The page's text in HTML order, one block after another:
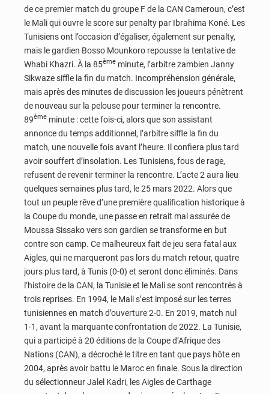
de ce premier match du groupe F de la CAN Cameroun, c’est
le Mali qui ouvre le score sur penalty par Ibrahima Koné. Les
Tunisiens ont l’occasion d’égaliser, également sur penalty,
mais le gardien Bosso Mounkoro repousse la tentative de
Whabi Khazri. À la 85ème minute, l’arbitre zambien Janny
Sikwaze siffle la fin du match. Incompréhension générale,
mais après des minutes de discussion les joueurs pénètrent
de nouveau sur la pelouse pour terminer la rencontre.
89ème minute : cette fois-ci, alors que son assistant
annonce du temps additionnel, l’arbitre siffle la fin du
match, une nouvelle fois avant l’heure. Il confiera plus tard
avoir souffert d’insolation. Les Tunisiens, fous de rage,
refusent de revenir terminer la rencontre. L’acte 2 aura lieu
quelques semaines plus tard, le 25 mars 2022. Alors que
tout un peuple rêve d’une première qualification historique à
la Coupe du monde, une passe en retrait mal assurée de
Moussa Sissako vers son gardien se transforme en but
contre son camp. Ce malheureux fait de jeu sera fatal aux
Aigles, qui ne marqueront pas lors du match retour, quatre
jours plus tard, à Tunis (0-0) et seront donc éliminés. Dans
l’histoire de la CAN, la Tunisie et le Mali se sont rencontrés à
trois reprises. En 1994, le Mali s’est imposé sur les terres
tunisiennes en match d’ouverture 2-0. En 2019, match nul
1-1, avant la marquante confrontation de 2022. La Tunisie,
qui a participé à 20 éditions de la Coupe d’Afrique des
Nations (CAN), a décroché le titre en tant que pays hôte en
2004, après avoir battu le Maroc en finale. Sous la direction
du sélectionneur Jalel Kadri, les Aigles de Carthage